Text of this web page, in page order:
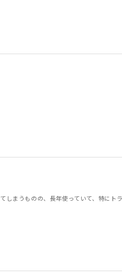
まうものの、長年使っていて、特にト